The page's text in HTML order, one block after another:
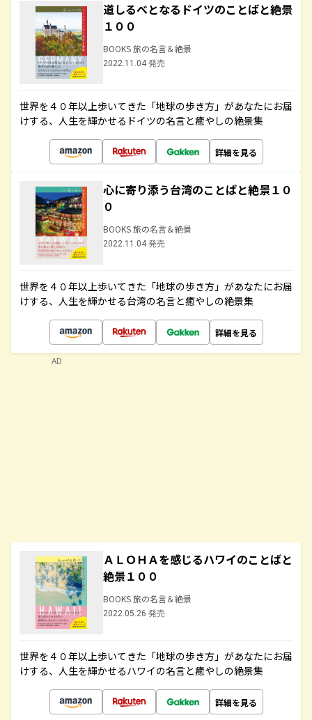
道しるべとなるドイツのことばと絶景
１００
BOOKS 旅の名言＆絶景
2022.11.04 発売
世界を４０年以上歩いてきた「地球の歩き方」があなたにお届
けする、人生を輝かせるドイツの名言と癒やしの絶景集
詳細を見る
心に寄り添う台湾のことばと絶景１０
０
BOOKS 旅の名言＆絶景
2022.11.04 発売
世界を４０年以上歩いてきた「地球の歩き方」があなたにお届
けする、人生を輝かせる台湾の名言と癒やしの絶景集
詳細を見る
ＡＬＯＨＡを感じるハワイのことばと
絶景１００
BOOKS 旅の名言＆絶景
2022.05.26 発売
世界を４０年以上歩いてきた「地球の歩き方」があなたにお届
けする、人生を輝かせるハワイの名言と癒やしの絶景集
詳細を見る
AD